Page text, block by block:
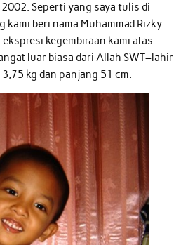
Seperti yang saya tulis di
kami beri nama Muhammad Rizky
kegembiraan kami atas
luar biasa dari Allah SWT–lahir
kg dan panjang 51 cm.